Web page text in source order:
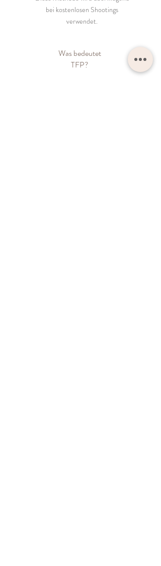
bei kostenlosen Shootings
verwendet.
Was bedeutet
TFP?